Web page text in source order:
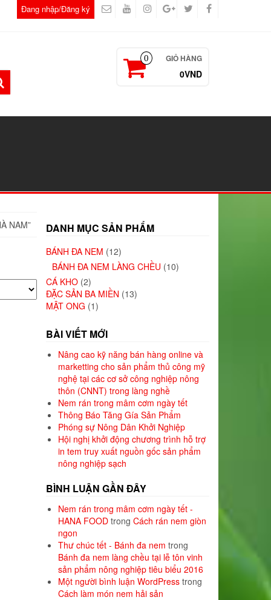
Đang nhập/Đăng ký
0 GIỎ HÀNG
0VND
NAM” DANH MỤC SẢN PHẨM
BÁNH ĐA NEM (12)
BÁNH ĐA NEM LÀNG CHỀU (10)
CÁ KHO (2)
ĐẶC SẢN BA MIỀN (13)
MẬT ONG (1)
BÀI VIẾT MỚI
Nâng cao kỹ năng bán hàng online và
marketting cho sản phẩm thủ công mỹ
nghệ tại các cơ sở công nghiệp nông
thôn (CNNT) trong làng nghề
Nem rán trong mâm cơm ngày tết
Thông Báo Tăng Gía Sản Phẩm
Phóng sự Nông Dân Khởi Nghiệp
Hội nghị khởi động chương trình hỗ trợ
in tem truy xuất nguồn gốc sản phẩm
nông nghiệp sạch
BÌNH LUẬN GẦN ĐÂY
Nem rán trong mâm cơm ngày tết -
HANA FOOD trong Cách rán nem giòn
ngon
Thư chúc tết - Bánh đa nem trong
Bánh đa nem làng chều tại lễ tôn vinh
sản phẩm nông nghiệp tiêu biểu 2016
Một người bình luận WordPress trong
Cách làm món nem hải sản